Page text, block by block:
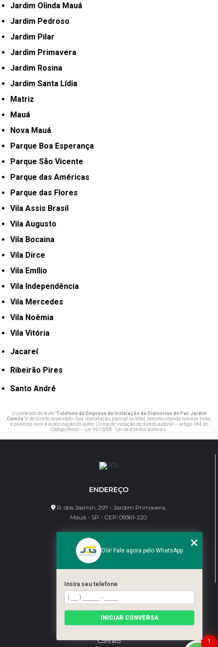
Jardim Olinda Mauá
Jardim Pedroso
Jardim Pilar
Jardim Primavera
Jardim Rosina
Jardim Santa Lídia
Matriz
Mauá
Nova Mauá
Parque Boa Esperança
Parque São Vicente
Parque das Américas
Parque das Flores
Vila Assis Brasil
Vila Augusto
Vila Bocaina
Vila Dirce
Vila Emílio
Vila Independência
Vila Mercedes
Vila Noêmia
Vila Vitória
Jacareí
Ribeirão Pires
Santo André
O conteúdo do texto "Telefone de Empresa de Instalação de Divisórias de Pvc Jardim
Camila" é de direito reservado. Sua reprodução, parcial ou total, mesmo citando nossos links,
é proibida sem a autorização do autor. Crime de violação de direito autoral – artigo 184 do
Código Penal –
Lei 9610/98 - Lei de direitos autorais
ENDEREÇO
R. dos Jasmin, 297 - Jardim Primavera,
Mauá - SP - CEP: 09361-220
CONTATO
(11) 95462-8630
bene@jcgdivisorias.com
Home
Sobre Nós
Serviços
Contato
1
Olá! Fale agora pelo WhatsApp
Insira seu telefone
INICIAR CONVERSA